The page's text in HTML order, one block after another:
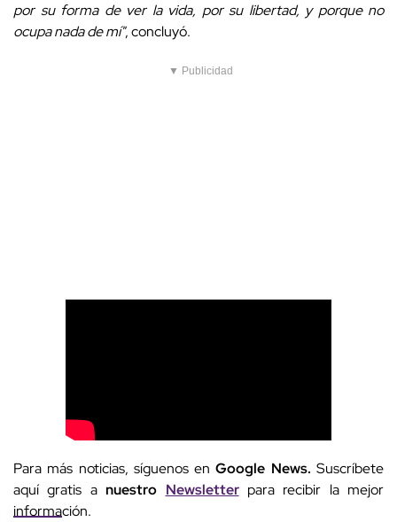
por su forma de ver la vida, por su libertad, y porque no
ocupa nada de mí", concluyó.
▼ Publicidad
Para más noticias, síguenos enGoogle News. Suscríbete
aquí gratis anuestro Newsletterpara recibir la mejor
información.